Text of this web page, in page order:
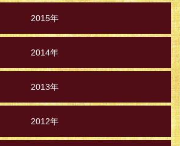
2015年
2014年
2013年
2012年